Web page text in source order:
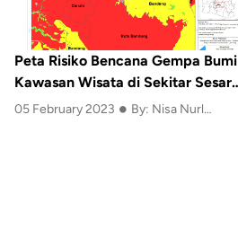
Peta Risiko Bencana Gempa Bumi
Kawasan Wisata di Sekitar Sesar
Lembang
05 February 2023 • By: Nisa Nurlatifa Rahmah